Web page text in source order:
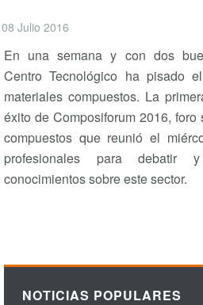
08 Julio 2016
En una semana y con dos
Centro Tecnológico ha pisado
materiales compuestos. La
éxito de Composiforum 2016,
compuestos que reunió el
profesionales para debatir
conocimientos sobre este sector.
NOTICIAS POPULARES